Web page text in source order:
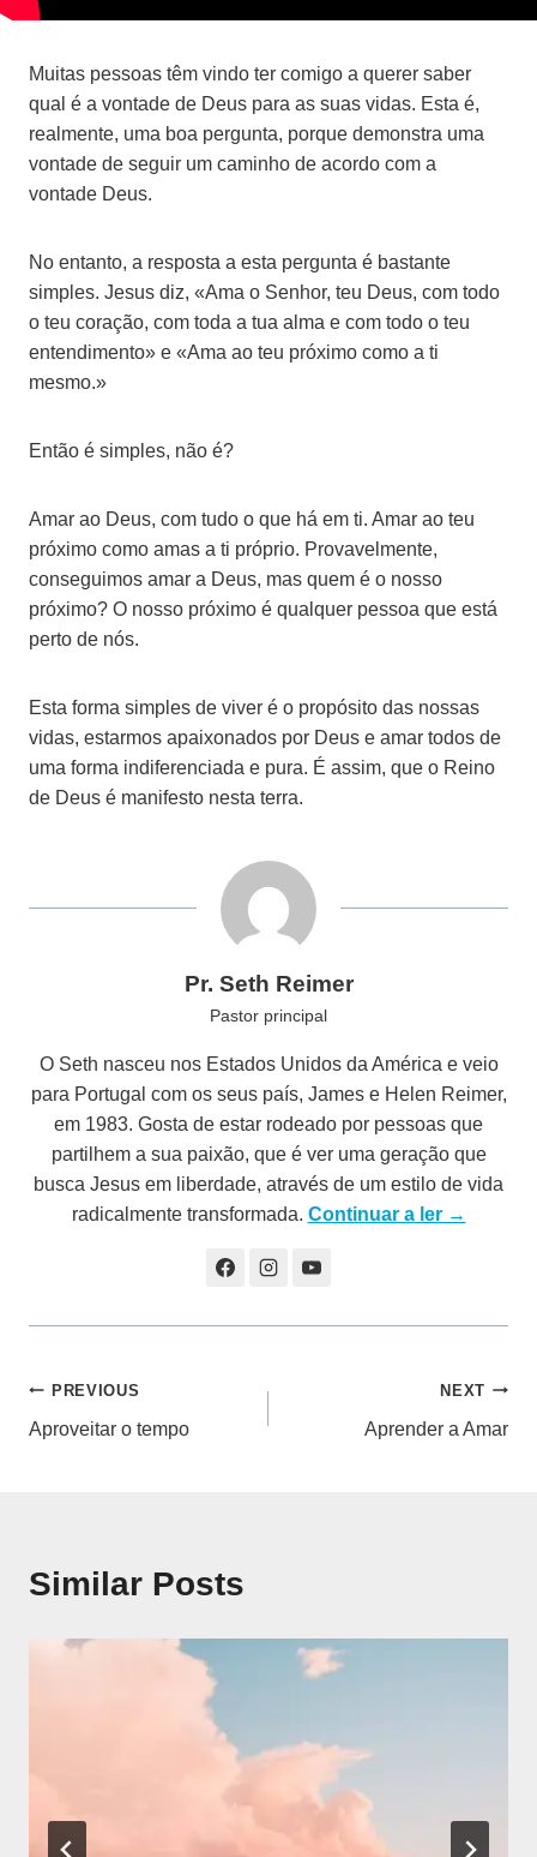
Muitas pessoas têm vindo ter comigo a querer saber
qual é a vontade de Deus para as suas vidas. Esta é,
realmente, uma boa pergunta, porque demonstra uma
vontade de seguir um caminho de acordo com a
vontade Deus.
No entanto, a resposta a esta pergunta é bastante
simples. Jesus diz, «Ama o Senhor, teu Deus, com todo
o teu coração, com toda a tua alma e com todo o teu
entendimento» e «Ama ao teu próximo como a ti
mesmo.»
Então é simples, não é?
Amar ao Deus, com tudo o que há em ti. Amar ao teu
próximo como amas a ti próprio. Provavelmente,
conseguimos amar a Deus, mas quem é o nosso
próximo? O nosso próximo é qualquer pessoa que está
perto de nós.
Esta forma simples de viver é o propósito das nossas
vidas, estarmos apaixonados por Deus e amar todos de
uma forma indiferenciada e pura. É assim, que o Reino
de Deus é manifesto nesta terra.
Pr. Seth Reimer
Pastor principal
O Seth nasceu nos Estados Unidos da América e veio
para Portugal com os seus país, James e Helen Reimer,
em 1983. Gosta de estar rodeado por pessoas que
partilhem a sua paixão, que é ver uma geração que
busca Jesus em liberdade, através de um estilo de vida
radicalmente transformada. Continuar a ler →
Navegação
de
PREVIOUS
Aproveitar o tempo
NEXT
Aprender a Amar
Similar Posts